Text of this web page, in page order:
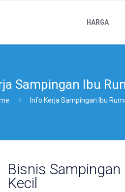
HARGA
Sampingan Ibu
Info Kerja Sampingan Ibu
Bisnis
Kecil